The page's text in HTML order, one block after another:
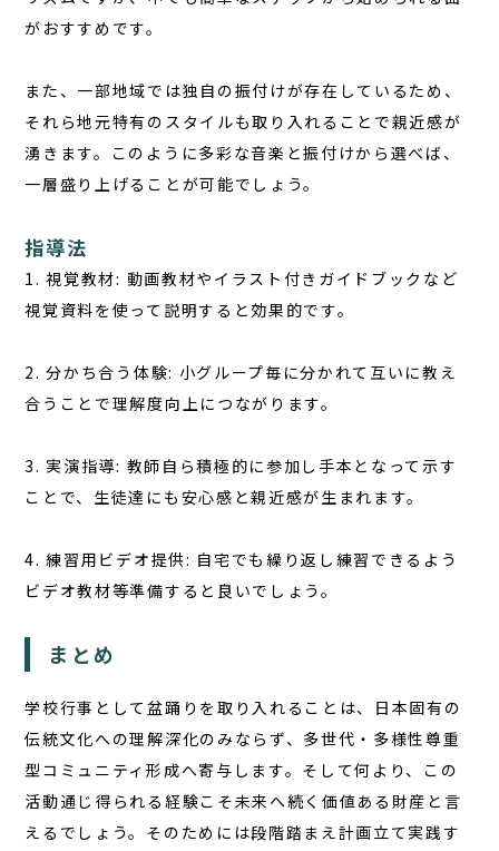
がおすすめです。
また、一部地域では独自の振付けが存在しているため、
それら地元特有のスタイルも取り入れることで親近感が
湧きます。このように多彩な音楽と振付けから選べば、
一層盛り上げることが可能でしょう。
指導法
1. 視覚教材: 動画教材やイラスト付きガイドブックなど
視覚資料を使って説明すると効果的です。
2. 分かち合う体験: 小グループ毎に分かれて互いに教え
合うことで理解度向上につながります。
3. 実演指導: 教師自ら積極的に参加し手本となって示す
ことで、生徒達にも安心感と親近感が生まれます。
4. 練習用ビデオ提供: 自宅でも繰り返し練習できるよう
ビデオ教材等準備すると良いでしょう。
まとめ
学校行事として盆踊りを取り入れることは、日本固有の
伝統文化への理解深化のみならず、多世代・多様性尊重
型コミュニティ形成へ寄与します。そして何より、この
活動通じ得られる経験こそ未来へ続く価値ある財産と言
えるでしょう。そのためには段階踏まえ計画立て実践す